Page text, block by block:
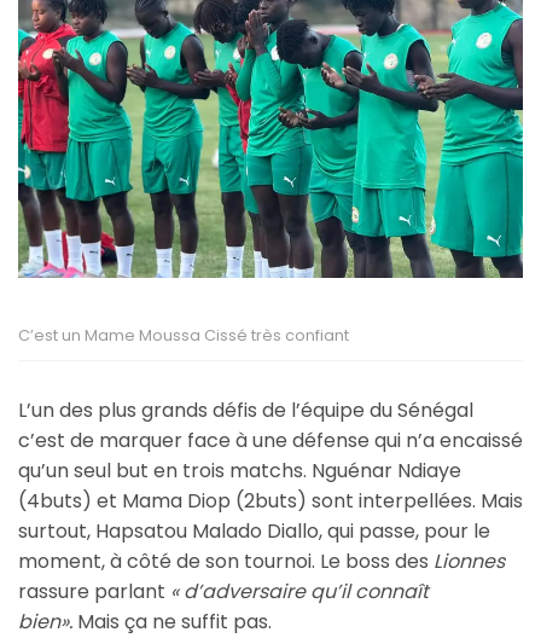
C’est un Mame Moussa Cissé très confiant
L’un des plus grands défis de l’équipe du Sénégal
c’est de marquer face à une défense qui n’a encaissé
qu’un seul but en trois matchs. Nguénar Ndiaye
(4buts) et Mama Diop (2buts) sont interpellées. Mais
surtout, Hapsatou Malado Diallo, qui passe, pour le
moment, à côté de son tournoi. Le boss des Lionnes
rassure parlant « d’adversaire qu’il connaît
bien». Mais ça ne suffit pas.